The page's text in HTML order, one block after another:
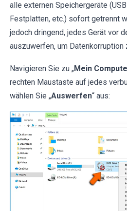
alle externen Speichergeräte
Festplatten, etc.) sofort getrennt
jedoch dringend, jedes Gerät vor
auszuwerfen, um Datenkorruption
Navigieren Sie zu „Mein
rechten Maustaste auf jedes
wählen Sie „Auswerfen“ aus: